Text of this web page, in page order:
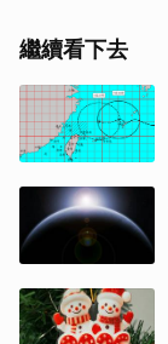
繼續看下去